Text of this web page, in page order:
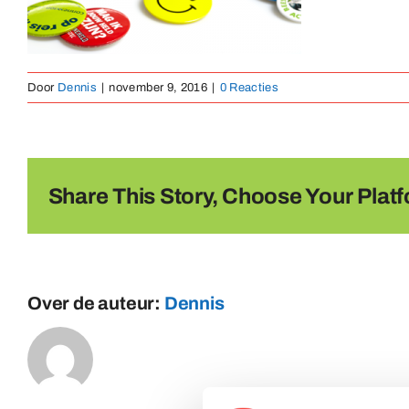
Door Dennis november 9, 2016 0 Reacties
Share This Story, Choose Your
Over de auteur: Dennis